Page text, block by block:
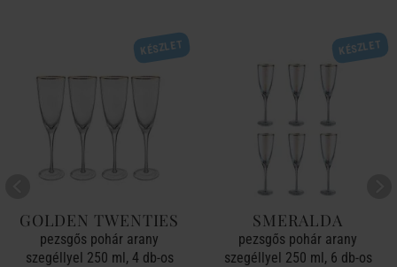
KÉSZLET
GOLDEN TWENTIES
pezsgős pohár arany
szegéllyel 250 ml, 4 db-os
KÉSZLET
SMERALDA
pezsgős pohár arany
szegéllyel 250 ml, 6 db-os